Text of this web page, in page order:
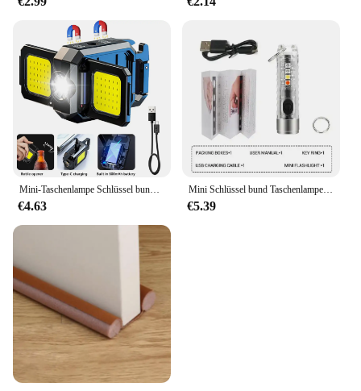
Mini-Taschenlampe Schlüssel bund Licht Cob Arbeits licht USB wiederauf ladbare Lampe mit 90 ° faltbaren Seiten lichtern super helle tragbare Laternen
€4.63
Mini Schlüssel bund Taschenlampe Typ C Schnell ladung IP66 wasserdichte Taschenlampe mit Magnet Multifunktion warnung Camping Taschenlampe
€5.39